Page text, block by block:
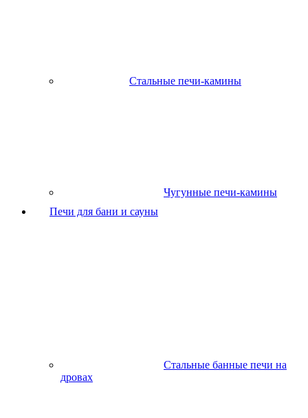
Стальные печи-камины
Чугунные печи-камины
Печи для бани и сауны
Стальные банные печи на
дровах